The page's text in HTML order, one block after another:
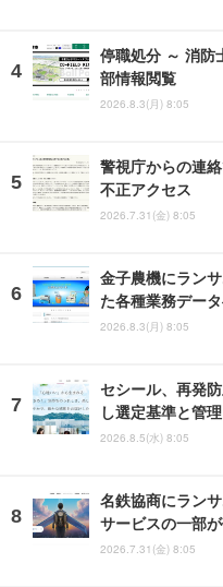
停職処分 ～ 消防
部情報閲覧
2026.8.3(月) 8:05
警視庁からの連
不正アクセス
2026.7.31(金) 8:05
金子農機にラン
た各種業務デー
2026.8.3(月) 8:05
セシール、再発
し選定基準と管
2026.8.5(水) 8:05
名鉄協商にラン
サービスの一部
2026.7.31(金) 8:05